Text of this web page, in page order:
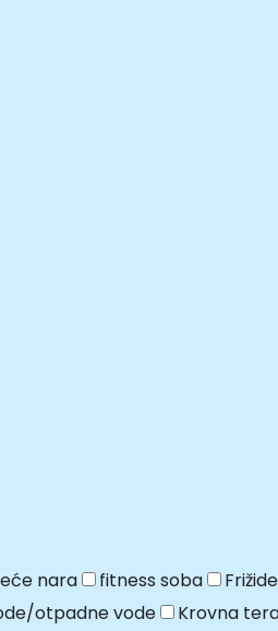
nara fitness soba
otpadne vode Krovna